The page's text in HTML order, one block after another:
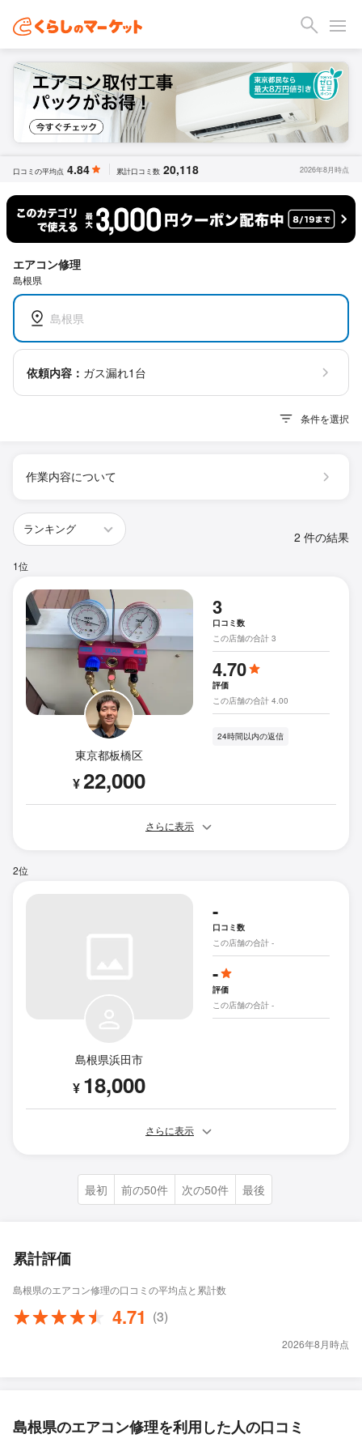
口コミの平均点 4.84 累計口コミ数 20,118 2026年8月時点
エアコン修理
島根県
島根県
依頼内容： ガス漏れ1台
条件を選択
作業内容について
2 件の結果
1位
東京都板橋区
¥22,000
3
口コミ数
この店舗の合計 3
4.70
評価
この店舗の合計 4.00
24時間以内の返信
さらに表示
2位
島根県浜田市
¥ 18,000
-
口コミ数
この店舗の合計 -
-
評価
この店舗の合計 -
さらに表示
最初 前の50件 次の50件 最後
累計評価
島根県のエアコン修理の口コミの平均点と累計数
4.71 (3)
2026年8月時点
島根県のエアコン修理を利用した人の口コミ